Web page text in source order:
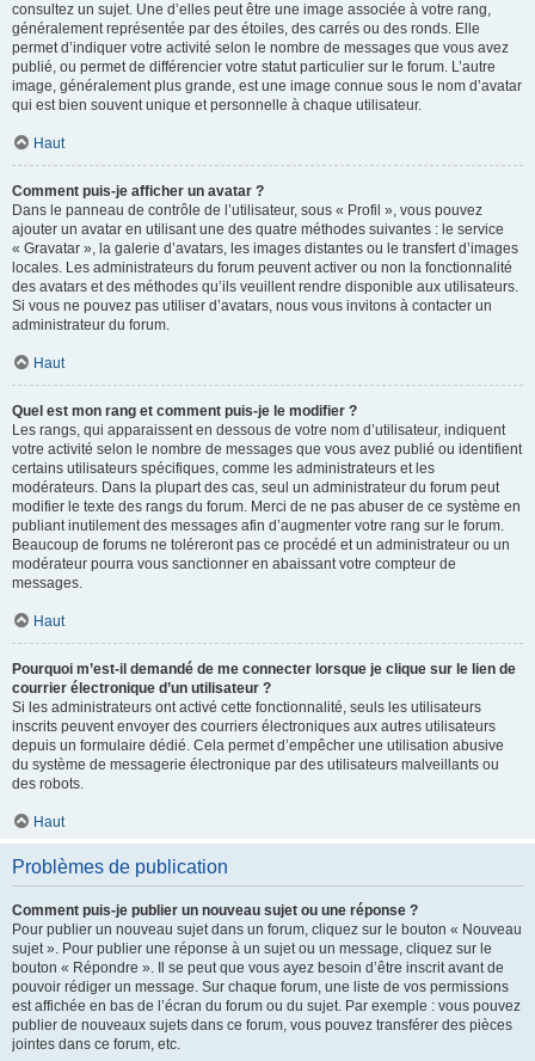
consultez un sujet. Une d’elles peut être une image associée à votre rang,
généralement représentée par des étoiles, des carrés ou des ronds. Elle
permet d’indiquer votre activité selon le nombre de messages que vous avez
publié, ou permet de différencier votre statut particulier sur le forum. L’autre
image, généralement plus grande, est une image connue sous le nom d’avatar
qui est bien souvent unique et personnelle à chaque utilisateur.
Haut
Comment puis-je afficher un avatar ?
Dans le panneau de contrôle de l’utilisateur, sous « Profil », vous pouvez
ajouter un avatar en utilisant une des quatre méthodes suivantes : le service
« Gravatar », la galerie d’avatars, les images distantes ou le transfert d’images
locales. Les administrateurs du forum peuvent activer ou non la fonctionnalité
des avatars et des méthodes qu’ils veuillent rendre disponible aux utilisateurs.
Si vous ne pouvez pas utiliser d’avatars, nous vous invitons à contacter un
administrateur du forum.
Haut
Quel est mon rang et comment puis-je le modifier ?
Les rangs, qui apparaissent en dessous de votre nom d’utilisateur, indiquent
votre activité selon le nombre de messages que vous avez publié ou identifient
certains utilisateurs spécifiques, comme les administrateurs et les
modérateurs. Dans la plupart des cas, seul un administrateur du forum peut
modifier le texte des rangs du forum. Merci de ne pas abuser de ce système en
publiant inutilement des messages afin d’augmenter votre rang sur le forum.
Beaucoup de forums ne toléreront pas ce procédé et un administrateur ou un
modérateur pourra vous sanctionner en abaissant votre compteur de
messages.
Haut
Pourquoi m’est-il demandé de me connecter lorsque je clique sur le lien de
courrier électronique d’un utilisateur ?
Si les administrateurs ont activé cette fonctionnalité, seuls les utilisateurs
inscrits peuvent envoyer des courriers électroniques aux autres utilisateurs
depuis un formulaire dédié. Cela permet d’empêcher une utilisation abusive
du système de messagerie électronique par des utilisateurs malveillants ou
des robots.
Haut
Problèmes de publication
Comment puis-je publier un nouveau sujet ou une réponse ?
Pour publier un nouveau sujet dans un forum, cliquez sur le bouton « Nouveau
sujet ». Pour publier une réponse à un sujet ou un message, cliquez sur le
bouton « Répondre ». Il se peut que vous ayez besoin d’être inscrit avant de
pouvoir rédiger un message. Sur chaque forum, une liste de vos permissions
est affichée en bas de l’écran du forum ou du sujet. Par exemple : vous pouvez
publier de nouveaux sujets dans ce forum, vous pouvez transférer des pièces
jointes dans ce forum, etc.